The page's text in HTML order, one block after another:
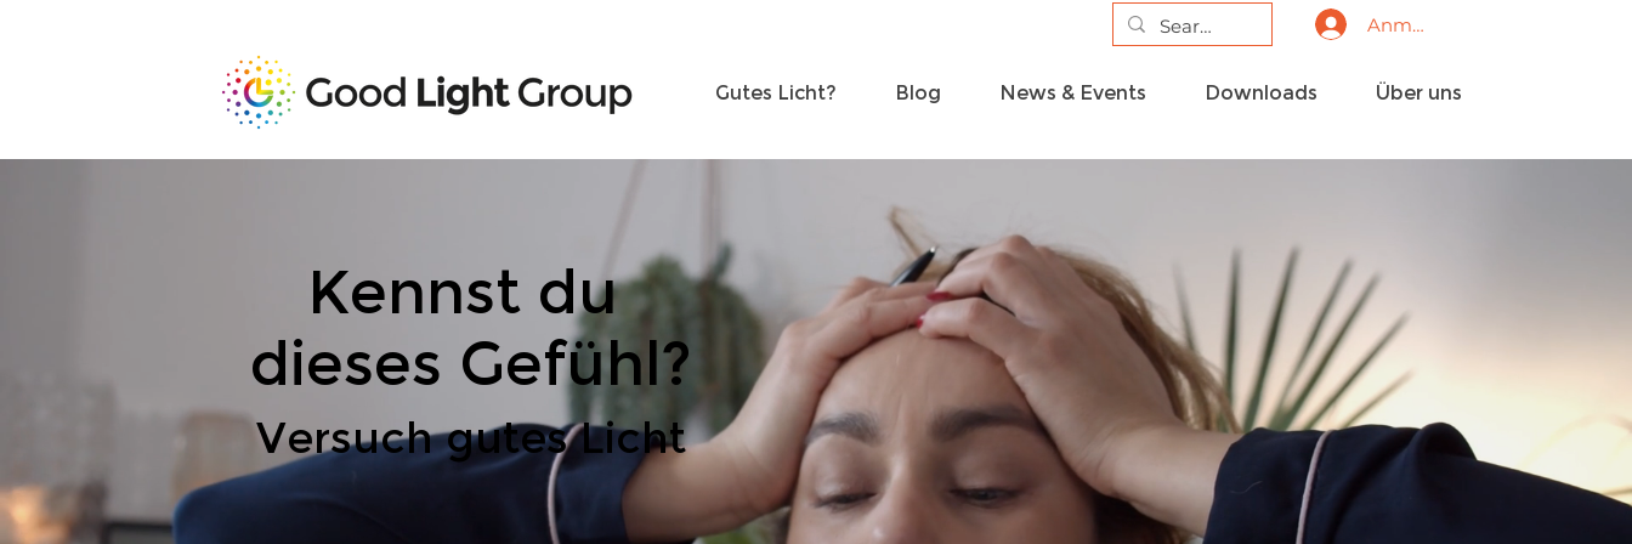
Gutes Licht? Blog News & Events Downloads Über uns
Anmelden
Kennst du
dieses Gefühl?
Versuch gutes Licht